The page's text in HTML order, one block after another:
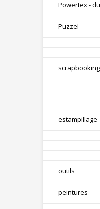
Powertex -
Puzzel
estampillage
outils
peintures